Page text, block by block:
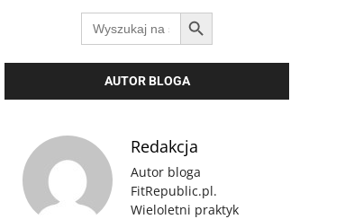
Search
for:
SEARCH BUTTON
AUTOR BLOGA
Redakcja
Autor bloga
FitRepublic.pl.
Wieloletni praktyk